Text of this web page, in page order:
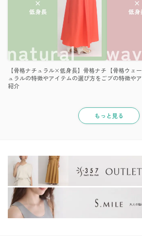
【骨格ナチュラル×低身長】骨格ナチ
ュラルの特徴やアイテムの選び方をご
紹介
【骨格ウェ
ブの特徴や
もっと見る